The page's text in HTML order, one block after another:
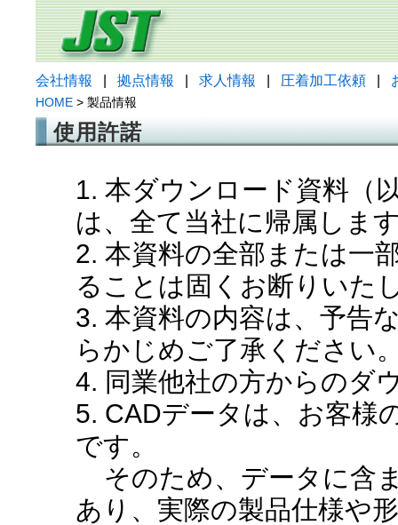
会社情報 拠点情報 求人情報 圧着加工依頼
HOME > 製品情報
使用許諾
1. 本ダウンロード資料（
は、全て当社に帰属しま
2. 本資料の全部または一
ることは固くお断りいた
3. 本資料の内容は、予告
らかじめご了承ください
4. 同業他社の方からのダ
5. CADデータは、お客様
です。
そのため、データに含
あり、実際の製品仕様や